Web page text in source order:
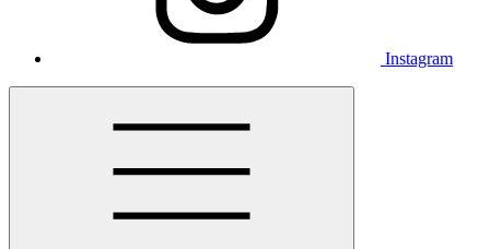
Instagram